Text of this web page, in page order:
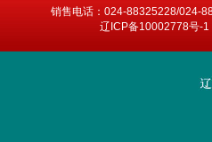
销售电话：024-88325228/024-
辽ICP备10002778号-1